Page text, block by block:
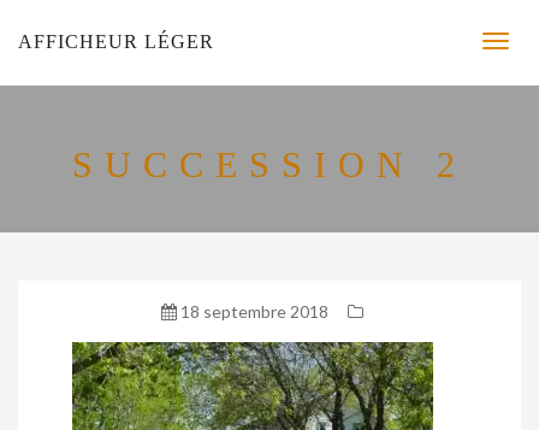
AFFICHEUR LÉGER
SUCCESSION 2
18 septembre 2018